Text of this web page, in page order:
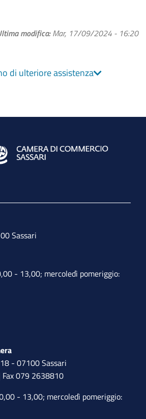
modifica Mar, 17/09/2024 - 16:20
di ulteriore assistenza
Sassari
- 13,00; mercoledì pomeriggio:
- 07100 Sassari
079 2638810
- 13,00; mercoledì pomeriggio: